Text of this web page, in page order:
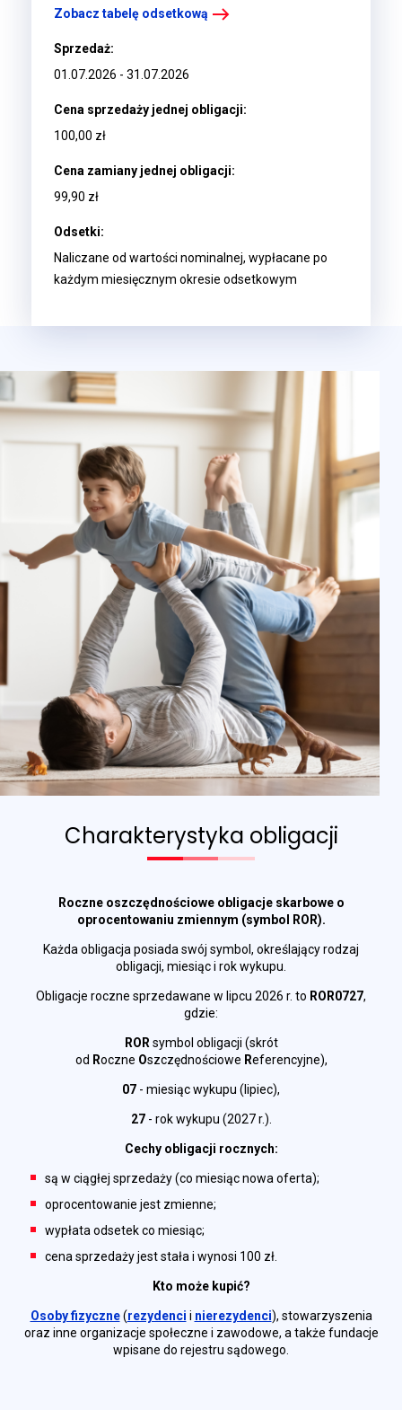
Zobacz tabelę odsetkową
Sprzedaż:
01.07.2026 - 31.07.2026
Cena sprzedaży jednej obligacji:
100,00 zł
Cena zamiany jednej obligacji:
99,90 zł
Odsetki:
Naliczane od wartości nominalnej, wypłacane po
każdym miesięcznym okresie odsetkowym
Charakterystyka obligacji
Roczne oszczędnościowe obligacje skarbowe o
oprocentowaniu zmiennym (symbol ROR).
Każda obligacja posiada swój symbol, określający rodzaj
obligacji, miesiąc i rok wykupu.
Obligacje roczne sprzedawane w lipcu 2026 r. to ROR0727,
gdzie:
ROR symbol obligacji (skrót
od Roczne Oszczędnościowe Referencyjne),
07 - miesiąc wykupu (lipiec),
27- rok wykupu (2027 r.).
Cechy obligacji rocznych:
są w ciągłej sprzedaży (co miesiąc nowa oferta);
oprocentowanie jest zmienne;
wypłata odsetek co miesiąc;
cena sprzedaży jest stała i wynosi 100 zł.
Kto może kupić?
Osoby fizyczne(rezydenci i nierezydenci), stowarzyszenia
oraz inne organizacje społeczne i zawodowe, a także fundacje
wpisane do rejestru sądowego.